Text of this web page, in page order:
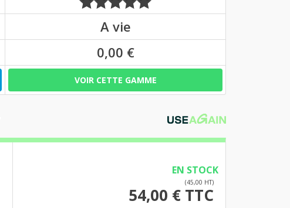
A vie
0,00 €
VOIR CETTE GAMME
EN STOCK
(45,00 HT)
54,00 € TTC